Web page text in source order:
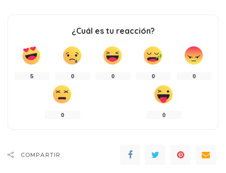
¿Cuál es tu reacción?
5 0 0 0 0
0 0
COMPARTIR